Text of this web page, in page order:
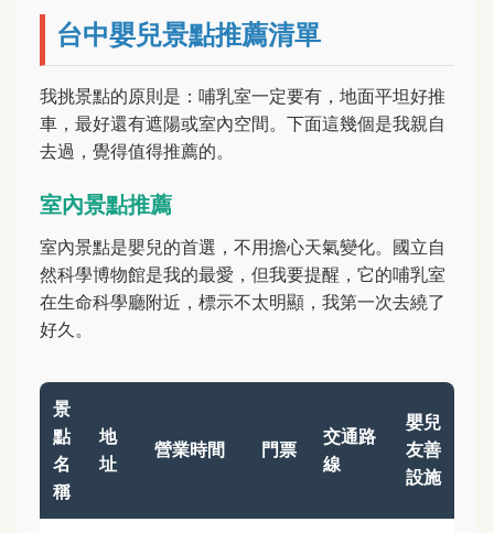
台中嬰兒景點推薦清單
我挑景點的原則是：哺乳室一定要有，地面平坦好推
車，最好還有遮陽或室內空間。下面這幾個是我親自
去過，覺得值得推薦的。
室內景點推薦
室內景點是嬰兒的首選，不用擔心天氣變化。國立自
然科學博物館是我的最愛，但我要提醒，它的哺乳室
在生命科學廳附近，標示不太明顯，我第一次去繞了
好久。
景
點
名
稱
地
址
營業時間 門票
交通路
線
嬰兒
友善
設施